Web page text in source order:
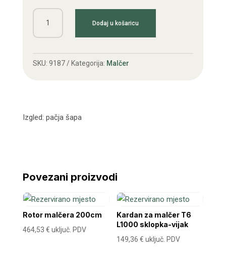
Čekić
(nož)
Ferri,
Gramip
Dodaj u košaricu
SKU: 9187 Kategorija: Malčer
Izgled: pačja šapa
Povezani proizvodi
Rotor malčera 200cm
464,53 € uključ. PDV
Kardan za malčer T6
L1000 sklopka-vijak
149,36€ uključ. PDV